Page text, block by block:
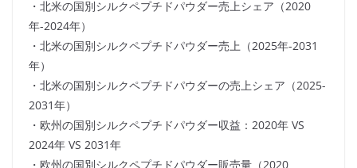
・北米の国別シルクペプチドパウダー売上シェア（2020
年-2024年）
・北米の国別シルクペプチドパウダー売上（2025年-2031
年）
・北米の国別シルクペプチドパウダーの売上シェア（2025-
2031年）
・欧州の国別シルクペプチドパウダー収益：2020年 VS
2024年 VS 2031年
・欧州の国別シルクペプチドパウダー販売量（2020